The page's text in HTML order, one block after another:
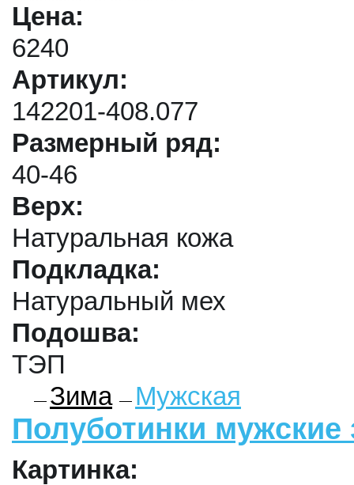
Цена:
6240
Артикул:
142201-408.077
Размерный ряд:
40-46
Верх:
Натуральная кожа
Подкладка:
Натуральный мех
Подошва:
ТЭП
Зима
Мужская
Полуботинки мужские
Картинка: